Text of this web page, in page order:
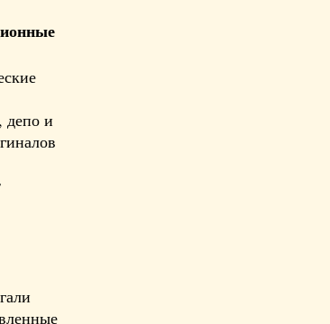
депо и